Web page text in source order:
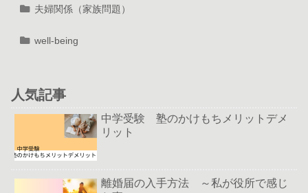
夫婦関係（家族問題）
well-being
人気記事
中学受験 塾のかけもちメリットデメ
リット
離婚届の入手方法 ～私が役所で感じ